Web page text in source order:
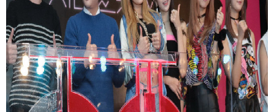
富媒体 摄影 新华广播
新华电视中文 新华电视英文 返回PC